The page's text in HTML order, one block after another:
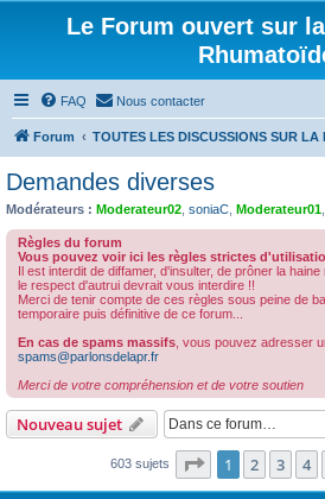
Le Forum ouvert sur
FAQ Nous contacter
Forum TOUTES LES DISCUSSIONS SUR LA
Demandes diverses
Modérateurs : Moderateur02 soniaC Moderateur01
Règles du forum
Vous pouvez voir ici les règles strictes
Il est interdit de diffamer, d'insulter, de prôner la
le respect d'autrui devrait vous interdire !!
Merci de tenir compte de ces règles sous peine de
temporaire puis définitive de ce forum...
En cas de spams massifs , vous pouvez adresser
spams@parlonsdelapr.fr
Merci de votre compréhension et de votre soutien
Nouveau sujet
603 sujets Page 1sur13
1 2 3 4